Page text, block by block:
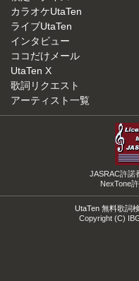
カラオケUtaTen
ライブUtaTen
インタビュー
ココだけメール
UtaTen X
歌詞リクエスト
アーティスト一覧
JASRAC許諾
NexTone
UtaTen 無料歌詞
Copyright (C)